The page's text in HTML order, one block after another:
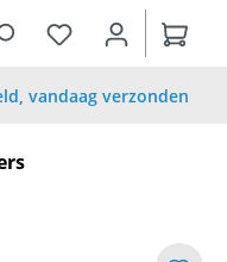
vandaag verzonden